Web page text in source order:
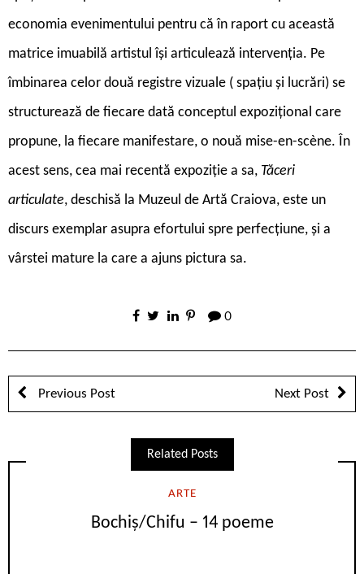
economia evenimentului pentru că în raport cu această
matrice imuabilă artistul își articulează intervenția. Pe
îmbinarea celor două registre vizuale ( spațiu și lucrări) se
structurează de fiecare dată conceptul expozițional care
propune, la fiecare manifestare, o nouă mise-en-scène. În
acest sens, cea mai recentă expoziție a sa, Tăceri
articulate, deschisă la Muzeul de Artă Craiova, este un
discurs exemplar asupra efortului spre perfecțiune, și a
vârstei mature la care a ajuns pictura sa.
0
Previous Post Next Post
Related Posts
ARTE
Bochiș/Chifu – 14 poeme